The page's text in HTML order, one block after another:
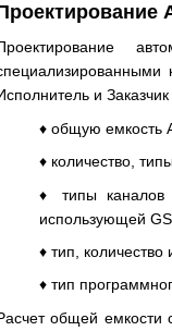
и
♦ общую емкость
♦ количество,
♦ типы каналов
использующей
♦ тип,
♦ тип
общей емкости